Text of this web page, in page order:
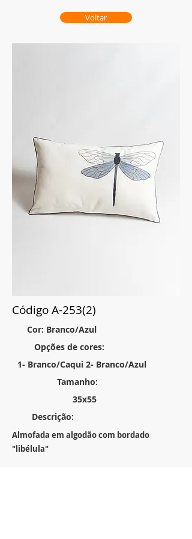
Voltar
Código A-253(2)
Cor: Branco/Azul
Opções de cores:
1- Branco/Caqui 2- Branco/Azul
Tamanho:
35x55
Descrição:
Almofada em algodão com bordado
"libélula"